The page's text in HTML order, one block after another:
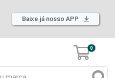
Baixe já nosso APP
0